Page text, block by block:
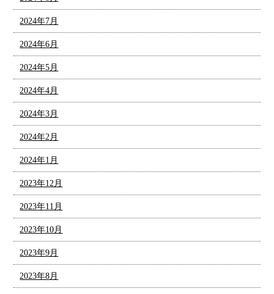
2024年7月
2024年6月
2024年5月
2024年4月
2024年3月
2024年2月
2024年1月
2023年12月
2023年11月
2023年10月
2023年9月
2023年8月